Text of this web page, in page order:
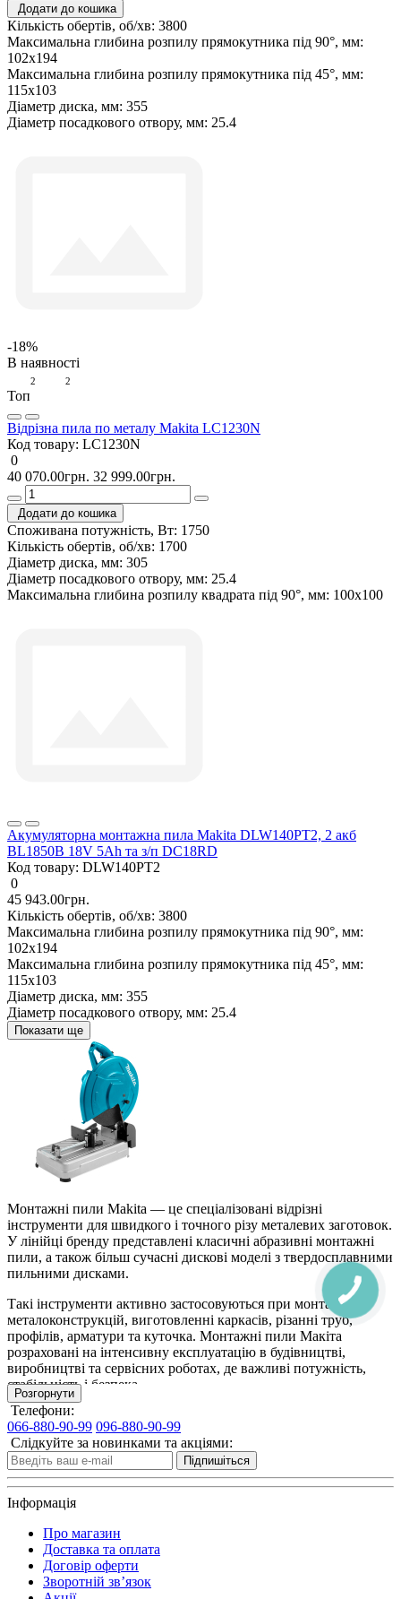
Додати до кошика
Кількість обертів, об/хв: 3800
Максимальна глибина розпилу прямокутника під 90°, мм:
102х194
Максимальна глибина розпилу прямокутника під 45°, мм:
115х103
Діаметр диска, мм: 355
Діаметр посадкового отвору, мм: 25.4
-18%
В наявності
2 2
Топ
Відрізна пила по металу Makita LC1230N
Код товару: LC1230N
0
40 070.00грн. 32 999.00грн.
Додати до кошика
Споживана потужність, Вт: 1750
Кількість обертів, об/хв: 1700
Діаметр диска, мм: 305
Діаметр посадкового отвору, мм: 25.4
Максимальна глибина розпилу квадрата під 90°, мм: 100х100
Акумуляторна монтажна пила Makita DLW140PT2, 2 акб
BL1850B 18V 5Ah та з/п DC18RD
Код товару: DLW140PT2
0
45 943.00грн.
Кількість обертів, об/хв: 3800
Максимальна глибина розпилу прямокутника під 90°, мм:
102х194
Максимальна глибина розпилу прямокутника під 45°, мм:
115х103
Діаметр диска, мм: 355
Діаметр посадкового отвору, мм: 25.4
Показати ще
Монтажні пили Makita — це спеціалізовані відрізні
інструменти для швидкого і точного різу металевих заготовок.
У лінійці бренду представлені класичні абразивні монтажні
пили, а також більш сучасні дискові моделі з твердосплавними
пильними дисками.
Такі інструменти активно застосовуються при монтажі
металоконструкцій, виготовленні каркасів, різанні труб,
профілів, арматури та куточка. Монтажні пили Макіта
розраховані на інтенсивну експлуатацію в будівництві,
виробництві та сервісних роботах, де важливі потужність,
стабільність і безпека.
Чим відрізняються монтажні пили Makita:
характеристики, які впливають на результат
Монтажні пили Makita розрізняються за типом ріжучого
елемента, потужністю двигуна і глибиною різу. Абразивні
моделі використовують відрізні круги і відмінно підходять для
забезпечують чистіший різ, менше іскор і підвищену точність.
Важливими характеристиками є діаметр кола або диска,
швидкість обертання, максимальна ширина пропилу і
Розгорнути
Телефони:
066-880-90-99 096-880-90-99
Слідкуйте за новинками та акціями:
Підпишіться
Інформація
Про магазин
Доставка та оплата
Договiр оферти
Зворотній зв’язок